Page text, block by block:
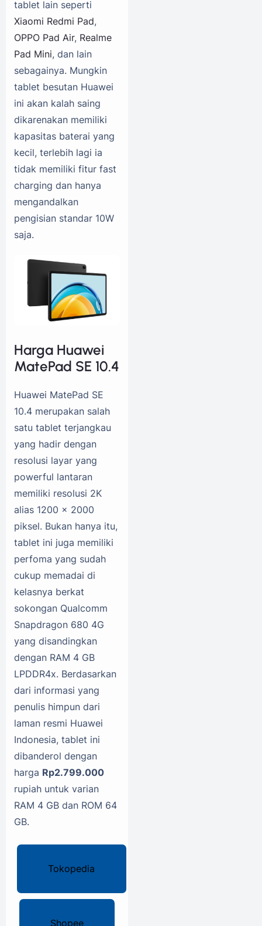
tablet lain seperti
Xiaomi Redmi Pad,
OPPO Pad Air, Realme
Pad Mini, dan lain
sebagainya. Mungkin
tablet besutan Huawei
ini akan kalah saing
dikarenakan memiliki
kapasitas baterai yang
kecil, terlebih lagi ia
tidak memiliki fitur fast
charging dan hanya
mengandalkan
pengisian standar 10W
saja.
Harga Huawei
MatePad SE 10.4
Huawei MatePad SE
10.4 merupakan salah
satu tablet terjangkau
yang hadir dengan
resolusi layar yang
powerful lantaran
memiliki resolusi 2K
alias 1200 x 2000
piksel. Bukan hanya itu,
tablet ini juga memiliki
perfoma yang sudah
cukup memadai di
kelasnya berkat
sokongan Qualcomm
Snapdragon 680 4G
yang disandingkan
dengan RAM 4 GB
LPDDR4x. Berdasarkan
dari informasi yang
penulis himpun dari
laman resmi Huawei
Indonesia, tablet ini
dibanderol dengan
harga Rp2.799.000
rupiah untuk varian
RAM 4 GB dan ROM 64
GB.
Tokopedia
Shopee